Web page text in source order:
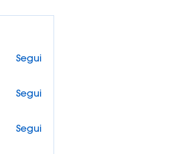
Segui
Segui
Segui